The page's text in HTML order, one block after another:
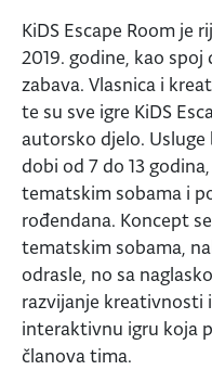
KiDS Escape Room je
2019. godine, kao
zabava. Vlasnica i
te su sve igre KiDS
autorsko djelo. Usluge
dobi od 7 do 13
tematskim sobama i
rođendana. Koncept
tematskim sobama,
odrasle, no sa
razvijanje kreativnosti
interaktivnu igru koja
članova tima.